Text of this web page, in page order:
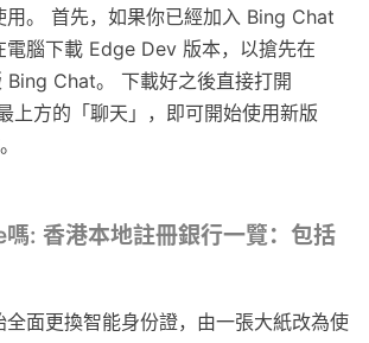
用。 首先，如果你已經加入 Bing Chat
電腦下載 Edge Dev 版本，以搶先在
Bing Chat。 下載好之後直接打開
上方的「聊天」，即可開始使用新版
: 香港本地註冊銀行一覽：包括
面更換智能身份證，由一張大紙改為使